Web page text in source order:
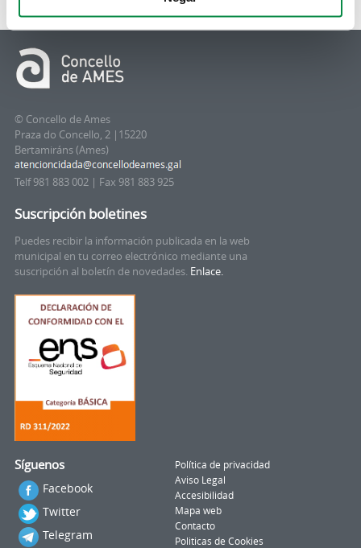
© Concello de Ames
Praza do Concello, 2 |15220
Bertamiráns (Ames)
Telf 981 883 002 | Fax 981 883 925
Suscripción boletines
Puedes recibir la información publicada en la web
municipal en tu correo electrónico mediante una
suscripción al boletín de novedades. Enlace.
Síguenos
Facebook
Twitter
Telegram
Política de privacidad
Aviso Legal
Accesibilidad
Mapa web
Contacto
Politicas de Cookies